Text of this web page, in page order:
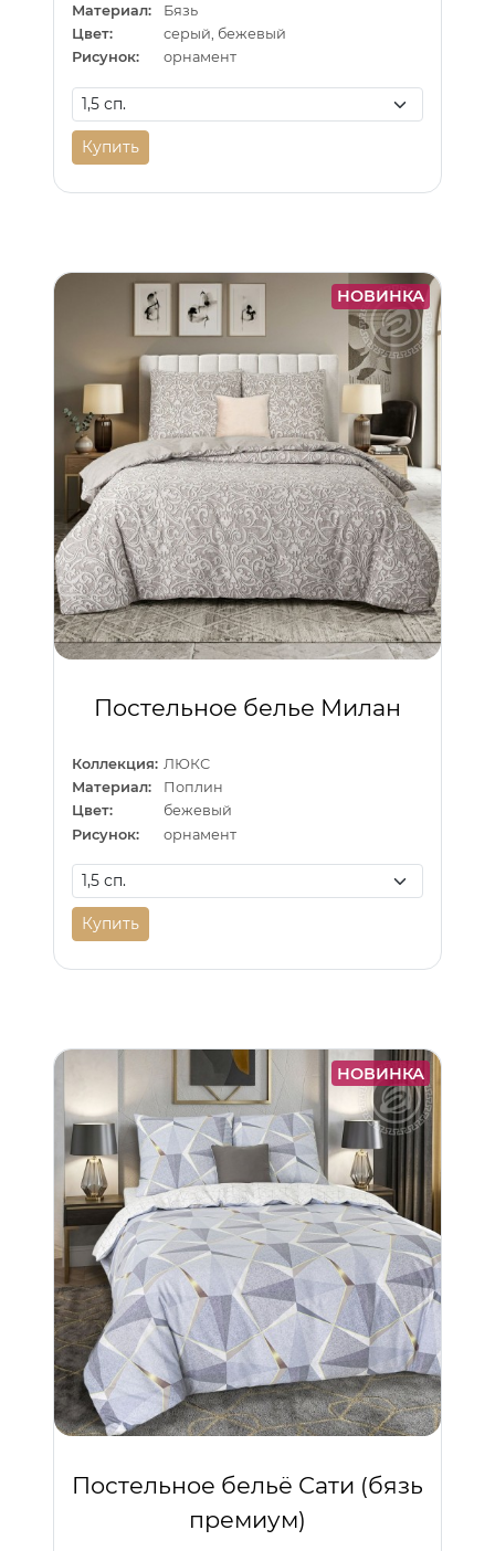
Материал:
Бязь
Цвет:
серый, бежевый
Рисунок:
орнамент
Купить
НОВИНКА
Постельное белье Милан
Коллекция: ЛЮКС
Материал:
Поплин
Цвет:
бежевый
Рисунок:
орнамент
Купить
НОВИНКА
Постельное бельё Сати (бязь
премиум)